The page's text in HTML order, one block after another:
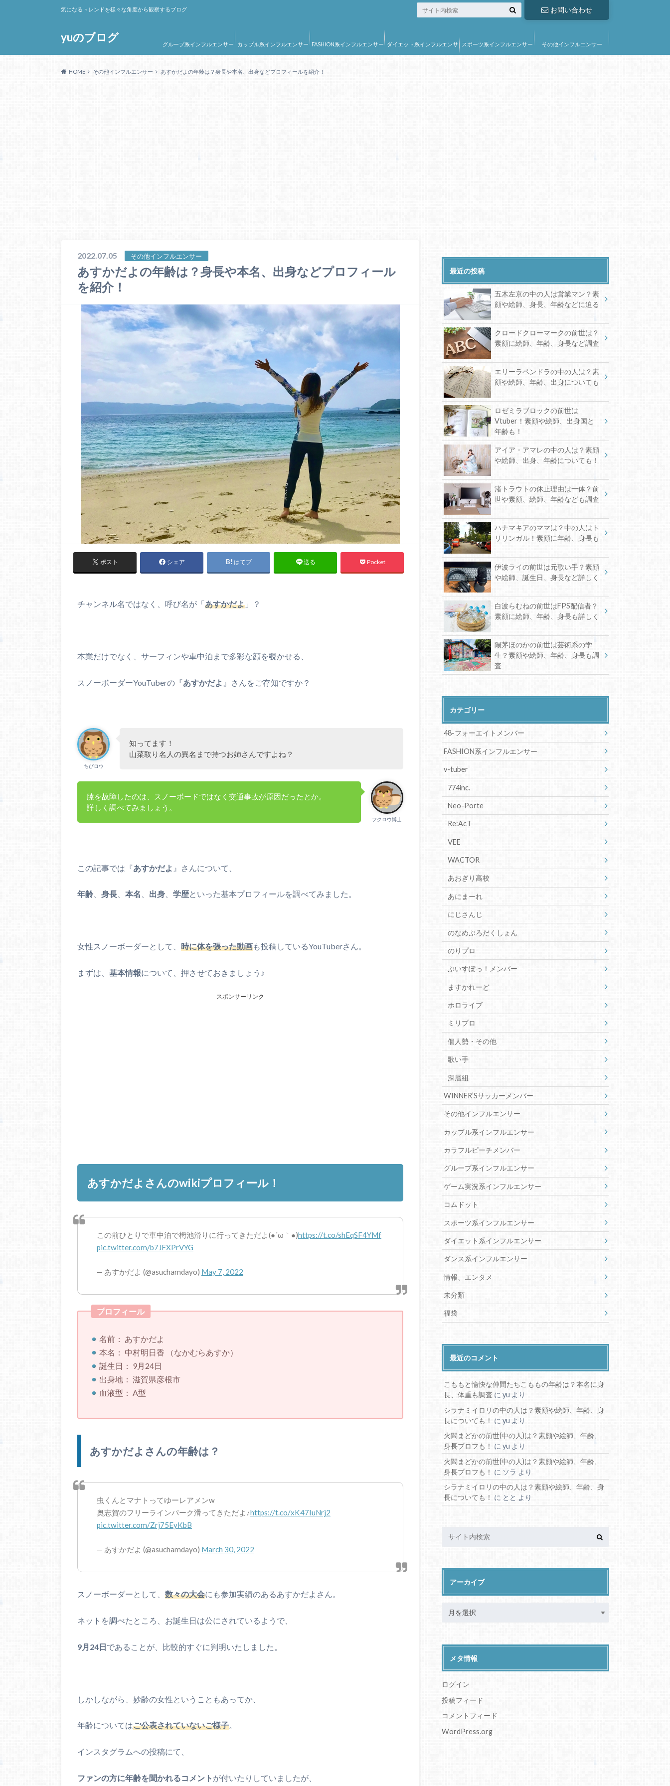
yuのブログ
気になるトレンドを様々な角度から観察するブログ お問い合わせ
グループ系インフルエンサー カップル系インフルエンサー FASHION系インフルエンサー ダイエット系インフルエンサ スポーツ系インフルエンサー その他インフルエンサー
HOME その他インフルエンサー あすかだよの年齢は？身長や本名、出身などプロフィールを紹介！
2022.07.05 その他インフルエンサー
あすかだよの年齢は？身長や本名、出身などプロフィール
を紹介！
ポスト シェア はてブ 送る Pocket
チャンネル名ではなく、呼び名が「あすかだよ 」？
本業だけでなく、サーフィンや車中泊まで多彩な顔を覗かせる、
スノーボーダーYouTuberの『あすかだよ 』さんをご存知ですか？
ちびロウ
知ってます！
山菜取り名人の異名まで持つお姉さんですよね？
フクロウ博士
膝を故障したのは、スノーボードではなく交通事故が原因だったとか。
詳しく調べてみましょう。
この記事では『あすかだよ 』さんについて、
年齢 身長 本名 出身 学歴といった基本プロフィールを調べてみました。
女性スノーボーダーとして、 時に体を張った動画も投稿しているYouTuberさん。
まずは、 基本情報について、押させておきましょう♪
スポンサーリンク
あすかだよさんのwikiプロフィール！
この前ひとりで車中泊で栂池滑りに行ってきただよ(●´ω｀●)https://t.co/shEqSF4YMf
pic.twitter.com/b7JFXPrVYG
— あすかだよ (@asuchamdayo) May 7, 2022
プロフィール
名前： あすかだよ
本名： 中村明日香 （なかむらあすか）
誕生日： 9月24日
出身地： 滋賀県彦根市
血液型： A型
あすかだよさんの年齢は？
虫くんとマナトってゆーレアメンw
奥志賀のフリーラインパーク滑ってきただよ♪https://t.co/xK47IuNrj2
pic.twitter.com/Zrj75EyKbB
— あすかだよ (@asuchamdayo) March 30, 2022
スノーボーダーとして、 数々の大会にも参加実績のあるあすかだよさん。
ネットを調べたところ、お誕生日は公にされているようで、
9月24日であることが、比較的すぐに判明いたしました。
しかしながら、妙齢の女性ということもあってか、
年齢についてはご公表されていないご様子。
インスタグラムへの投稿にて、
ファンの方に年齢を聞かれるコメント が付いたりしていましたが、
最近の投稿
五木左京の中の人は営業マン？素
顔や絵師、身長、年齢などに迫る
クロードクローマークの前世は？
素顔に絵師、年齢、身長など調査
エリーラペンドラの中の人は？素
顔や絵師、年齢、出身についても
ロゼミラブロックの前世は
Vtuber！素顔や絵師、出身国と
年齢も！
アイア・アマレの中の人は？素顔
や絵師、出身、年齢についても！
渚トラウトの休止理由は一体？前
世や素顔、絵師、年齢なども調査
ハナマキアのママは？中の人はト
リリンガル！素顔に年齢、身長も
伊波ライの前世は元歌い手？素顔
や絵師、誕生日、身長など詳しく
白波らむねの前世はFPS配信者？
素顔に絵師、年齢、身長も詳しく
陽茅ほのかの前世は芸術系の学
生？素顔や絵師、年齢、身長も調
査
カテゴリー
48-フォーエイトメンバー
FASHION系インフルエンサー
v-tuber
774inc.
Neo-Porte
Re:AcT
VEE
WACTOR
あおぎり高校
あにまーれ
にじさんじ
のなめぷろだくしょん
のりプロ
ぶいすぽっ！メンバー
ますかれーど
ホロライブ
ミリプロ
個人勢・その他
歌い手
深層組
WINNER’Sサッカーメンバー
その他インフルエンサー
カップル系インフルエンサー
カラフルピーチメンバー
グループ系インフルエンサー
ゲーム実況系インフルエンサー
コムドット
スポーツ系インフルエンサー
ダイエット系インフルエンサー
ダンス系インフルエンサー
情報、エンタメ
未分類
福袋
最近のコメント
こももと愉快な仲間たちこももの年齢は？本名に身
長、体重も調査 にyu より
シラナミイロリの中の人は？素顔や絵師、年齢、身
長についても！ にyu より
火閻まどかの前世(中の人)は？素顔や絵師、年齢、
身長プロフも！ にyu より
火閻まどかの前世(中の人)は？素顔や絵師、年齢、
身長プロフも！ に ソラ より
シラナミイロリの中の人は？素顔や絵師、年齢、身
長についても！ に とと より
アーカイブ
メタ情報
ログイン
投稿フィード
コメントフィード
WordPress.org